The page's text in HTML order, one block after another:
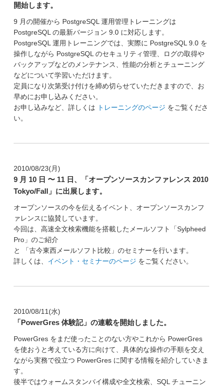
開始します。
9 月の開催から PostgreSQL 運用管理トレーニングは
PostgreSQL の最新バージョン 9.0 に対応します。
PostgreSQL 運用トレーニングでは、実際に PostgreSQL 9.0 を
操作しながら PostgreSQL のセキュリティ管理、ログの取得や
バックアップなどのメンテナンス、性能の分析とチューニング
などについて学習いただけます。
定員になり次第受け付けを締め切らせていただきますので、お
早めにお申し込みください。
お申し込みなど、詳しくは
トレーニングのページ をご覧くださ
い。
2010/08/23(月)
9 月 10 日 〜 11 日、「オープンソースカンファレンス 2010
Tokyo/Fall」に出展します。
オープンソースの今を伝えるイベント、オープンソースカンフ
ァレンスに協賛しています。
今回は、高速全文検索機能を搭載したメールソフト「Sylpheed
Pro」のご紹介
と 「古今東西メールソフト比較」のセミナーを行います。
詳しくは、 イベント・セミナーのページ をご覧ください。
2010/08/11(水)
「PowerGres 体験記」の連載を開始しました。
PowerGres をまだ使ったことのない方やこれから PowerGres
を使おうと考えている方に向けて、具体的な操作の手順を交え
ながら実務で役立つ PowerGres に関する情報を紹介していきま
す。
後半ではウォームスタンバイ構成や全文検索、SQL チューニン